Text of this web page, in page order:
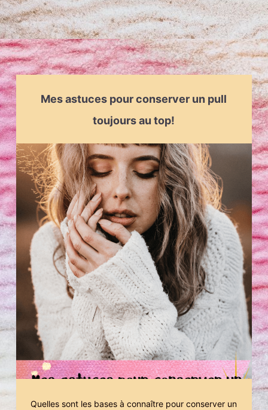
Mes astuces pour conserver un pull
toujours au top!
Quelles sont les bases à connaître pour conserver un